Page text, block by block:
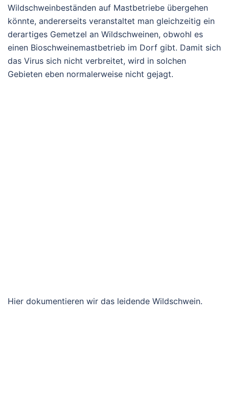
Wildschweinbeständen auf Mastbetriebe übergehen
könnte, andererseits veranstaltet man gleichzeitig ein
derartiges Gemetzel an Wildschweinen, obwohl es
einen Bioschweinemastbetrieb im Dorf gibt. Damit sich
das Virus sich nicht verbreitet, wird in solchen
Gebieten eben normalerweise nicht gejagt.
Hier dokumentieren wir das leidende Wildschwein.